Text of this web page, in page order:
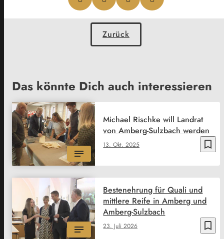
Zurück
Das könnte Dich auch interessieren
bookmark_border
13. Okt. 2025
Michael Rischke will Landrat
von Amberg-Sulzbach werden
bookmark_border
23. Juli 2026
Bestenehrung für Quali und
mittlere Reife in Amberg und
Amberg-Sulzbach